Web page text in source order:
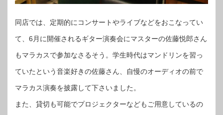
同店では、定期的にコンサートやライブなどをおこなってい
て、6月に開催されるギター演奏会にマスターの佐藤悦郎さん
もマラカスで参加なさるそう。学生時代はマンドリンを習っ
ていたという音楽好きの佐藤さん、自慢のオーディオの前で
マラカス演奏を披露して下さいました。
また、貸切も可能でプロジェクターなどもご用意しているの